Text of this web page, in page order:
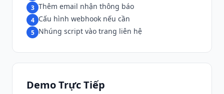
3 Thêm email nhận thông báo
4 Cấu hình webhook nếu cần
5 Nhúng script vào trang liên hệ
Demo Trực Tiếp